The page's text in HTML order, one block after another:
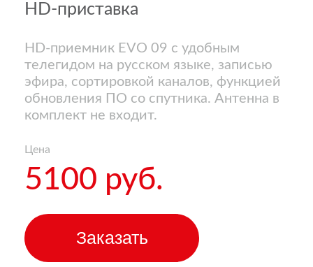
HD-приставка
HD-приемник EVO 09 с удобным
телегидом на русском языке, записью
эфира, сортировкой каналов, функцией
обновления ПО со спутника. Антенна в
комплект не входит.
Цена
5100 руб.
Заказать